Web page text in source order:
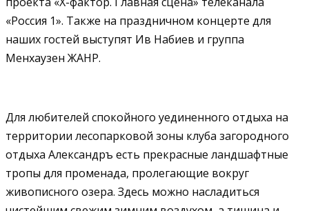
«Россия 1». Также на праздничном концерте для
наших гостей выступят Ив Набиев и группа
Менхаузен ЖАНР.
Для любителей спокойного уединенного отдыха на
территории лесопарковой зоны клуба загородного
отдыха Александръ есть прекрасные ландшафтные
тропы для променада, пролегающие вокруг
живописного озера. Здесь можно насладиться